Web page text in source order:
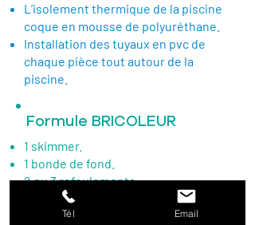
L’isolement thermique de la piscine
coque en mousse de polyuréthane.
Installation des tuyaux en pvc de
chaque pièce tout autour de la
piscine.
Formule BRICOLEUR
1 skimmer.
1 bonde de fond.
2 ou 3 refoulements.
1 projecteur led Blanc.
1 boitier de connexion avec un pool
Tél Email